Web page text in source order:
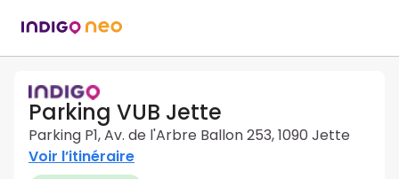
Parking VUB Jette
Parking P1, Av. de l'Arbre Ballon 253, 1090 Jette
Voir l’itinéraire